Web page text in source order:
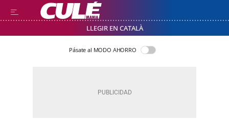
LLEGIR EN CATALÀ
Pásate al MODO AHORRO